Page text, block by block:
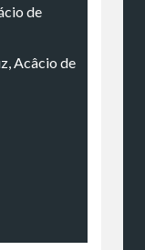
de
Acâcio de